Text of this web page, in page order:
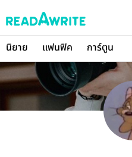
นิยาย แฟนฟิค การ์ตูน